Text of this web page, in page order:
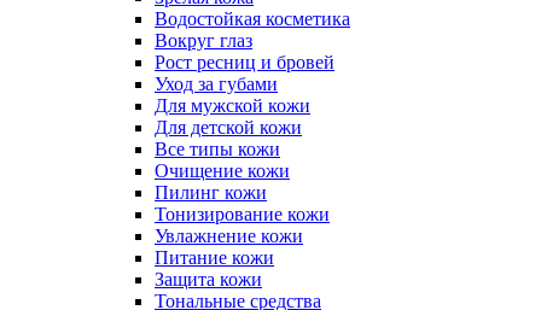
Водостойкая косметика
Вокруг глаз
Рост ресниц и бровей
Уход за губами
Для мужской кожи
Для детской кожи
Все типы кожи
Очищение кожи
Пилинг кожи
Тонизирование кожи
Увлажнение кожи
Питание кожи
Защита кожи
Тональные средства